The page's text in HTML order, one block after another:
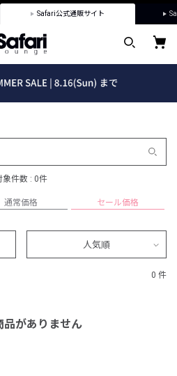
Safari公式通販サイト
象件数 : 0件
通常価格 セール価格
人気順
0 件
品がありません